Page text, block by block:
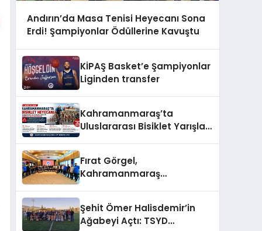
Andırın’da Masa Tenisi Heyecanı Sona
Erdi! Şampiyonlar Ödüllerine Kavuştu
KİPAŞ Basket’e Şampiyonlar
Liginden transfer
Kahramanmaraş’ta
Uluslararası Bisiklet Yarışları
Fırat Görgel,
Kahramanmaraş
Şehit Ömer Halisdemir’in
Ağabeyi Açtı: TSYD